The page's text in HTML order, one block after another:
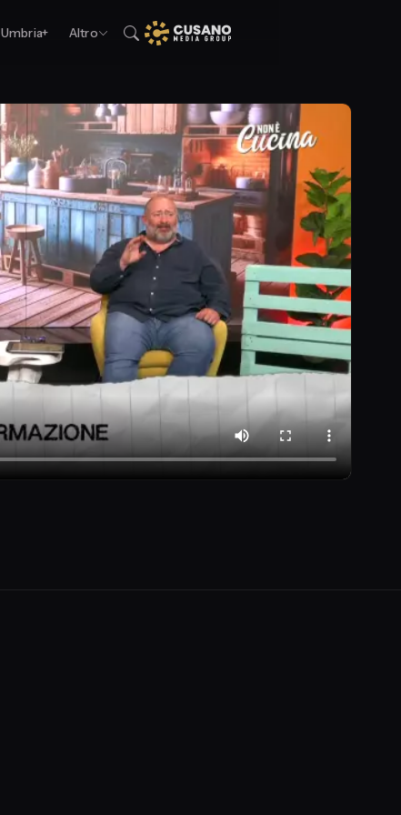
Umbria+ Altro